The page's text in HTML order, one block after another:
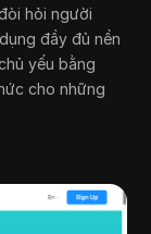
hỏi người
đầy đủ nền
yếu bằng
cho những